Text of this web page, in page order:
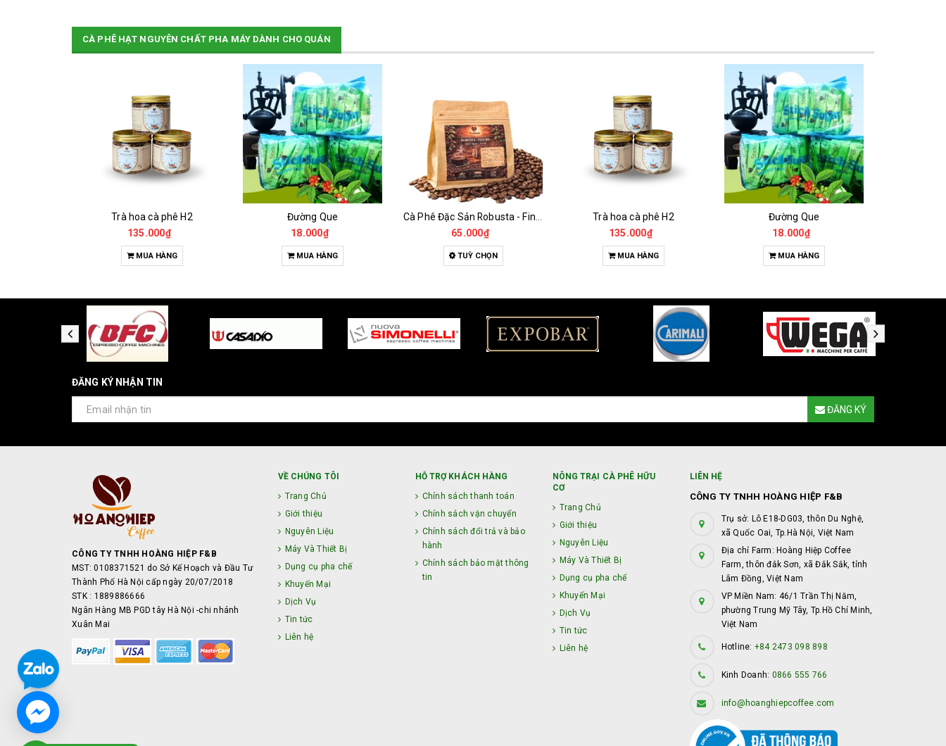
CÀ PHÊ HẠT NGUYÊN CHẤT PHA MÁY DÀNH CHO QUÁN
Trà hoa cà phê H2
135.000₫
MUA HÀNG
Đường Que
18.000₫
MUA HÀNG
65.000₫
TUỲ CHỌN
Trà hoa cà phê H2
135.000₫
MUA HÀNG
Đường Que
18.000₫
MUA HÀNG
ĐĂNG KÝ NHẬN TIN
ĐĂNG KÝ
CÔNG TY TNHH HOÀNG HIỆP F&B
MST: 0108371521 do Sở Kế Hoạch và Đầu Tư
Thành Phố Hà Nội cấp ngày 20/07/2018
STK : 1889886666
Ngân Hàng MB PGD tây Hà Nội -chi nhánh
Xuân Mai
VỀ CHÚNG TÔI
Trang Chủ
Giới thiệu
Nguyên Liệu
Máy Và Thiết Bị
Dụng cụ pha chế
Khuyến Mại
Dịch Vụ
Tin tức
Liên hệ
HỖ TRỢ KHÁCH HÀNG
Chính sách thanh toán
Chính sách vận chuyển
Chính sách đổi trả và bảo
hành
Chính sách bảo mật thông
tin
NÔNG TRẠI CÀ PHÊ HỮU
CƠ
Trang Chủ
Giới thiệu
Nguyên Liệu
Máy Và Thiết Bị
Dụng cụ pha chế
Khuyến Mại
Dịch Vụ
Tin tức
Liên hệ
LIÊN HỆ
CÔNG TY TNHH HOÀNG HIỆP F&B
Trụ sở: Lô E18-DG03, thôn Du Nghệ,
xã Quốc Oai, Tp.Hà Nội, Việt Nam
Địa chỉ Farm: Hoàng Hiệp Coffee
Farm, thôn đắk Sơn, xã Đắk Sắk, tỉnh
Lâm Đồng, Việt Nam
VP Miền Nam: 46/1 Trần Thị Năm,
phường Trung Mỹ Tây, Tp.Hồ Chí Minh,
Việt Nam
Hotline: +84 2473 098 898
Kinh Doanh: 0866 555 766
info@hoanghiepcoffee.com